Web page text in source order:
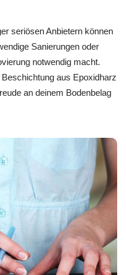
seriösen Anbietern können
Sanierungen oder
notwendig macht.
aus Epoxidharz
an deinem Bodenbelag